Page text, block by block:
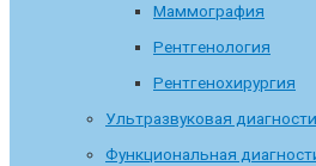
Маммография
Рентгенология
Рентгенохирургия
Ультразвуковая
Функциональная